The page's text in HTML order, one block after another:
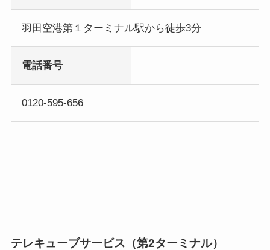
羽田空港第１ターミナル駅から徒歩3分
電話番号
0120-595-656
テレキューブサービス（第2ターミナル）